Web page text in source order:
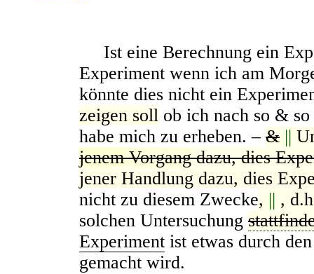
Ist eine Berechnung ein
Experiment wenn ich am
könnte dies nicht ein
zeigen soll ob ich nach so &
habe mich zu erheben. – & ||
jenemVorgangdazu, dies
jener Handlung dazu, dies
nicht zu diesem Zwecke, || ,
solchen Untersuchung
Experiment ist etwas durch
gemacht wird.